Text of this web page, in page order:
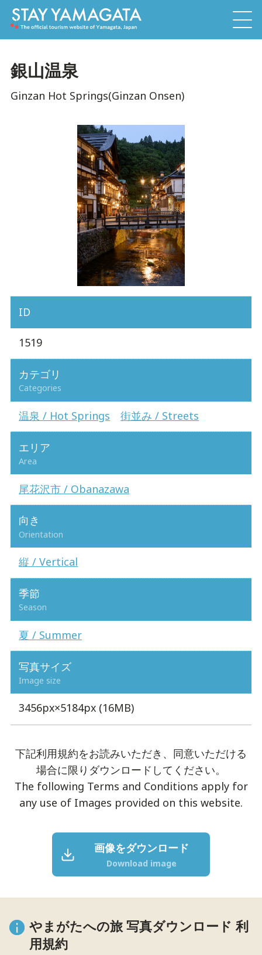
銀山温泉
Ginzan Hot Springs(Ginzan Onsen)
ID
1519
カテゴリ
Categories
温泉 / Hot Springs
街並み / Streets
エリア
Area
尾花沢市 / Obanazawa
向き
Orientation
縦 / Vertical
季節
Season
夏 / Summer
写真サイズ
Image size
3456px×5184px (16MB)
下記利用規約をお読みいただき、同意いただける
場合に限りダウンロードしてください。
The following Terms and Conditions apply for
any use of Images provided on this website.
画像をダウンロード
Download image
やまがたへの旅 写真ダウンロード 利
用規約